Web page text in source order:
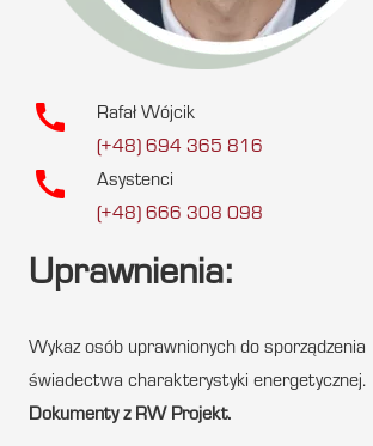
call
Rafał Wójcik
(+48) 694 365 816
call
Asystenci
(+48) 666 308 098
Uprawnienia:
Wykaz osób uprawnionych do sporządzenia
świadectwa charakterystyki energetycznej.
Dokumenty z RW Projekt.